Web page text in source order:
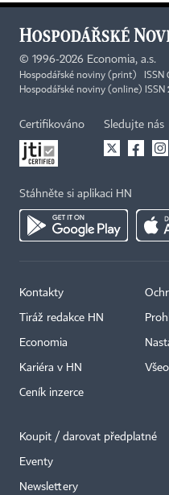
© 1996-2026 Economia, a.s.
Hospodářské noviny (print) ISSN
Hospodářské noviny (online) ISSN
Certifikováno Sledujte nás
Stáhněte si aplikaci HN
Kontakty
Tiráž redakce HN
Economia
Kariéra v HN
Ceník inzerce
Koupit / darovat předplatné
Eventy
Newslettery